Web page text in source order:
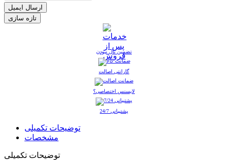
ارسال ایمیل
تضمین نال نبودن
گارانتی اصالت
لایسنس اختصاصی؟
پشتیبانی 24/7
توضیحات تکمیلی
مشخصات
توضیحات تکمیلی